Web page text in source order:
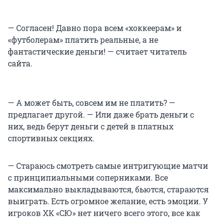
— Согласен! Давно пора всем «хоккеерам» и
«футболерам» платить реальные, а не
фантастические деньги! — считает читатель
сайта.
— А может быть, совсем им не платить? —
предлагает другой. — Или даже брать деньги с
них, ведь берут деньги с детей в платных
спортивных секциях.
— Стараюсь смотреть самые интригующие матчи
с принципиальными соперниками. Все
максимально выкладываются, бьются, стараются
выиграть. Есть огромное желание, есть эмоции. У
игроков ХК «СЮ» нет ничего всего этого, все как